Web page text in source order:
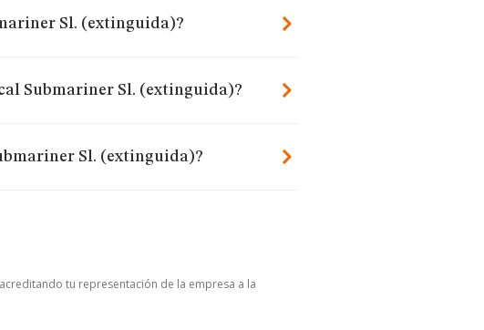
Sl. (extinguida)?
Submariner Sl. (extinguida)?
Sl. (extinguida)?
tu representación de la empresa a la